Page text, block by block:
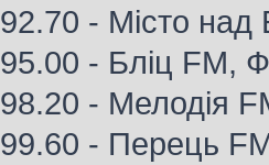
92.70 - Місто над
95.00 - Бліц FM,
98.20 - Мелодія
99.60 - Перець